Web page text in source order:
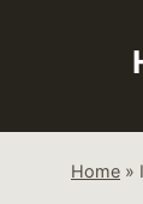
Home »